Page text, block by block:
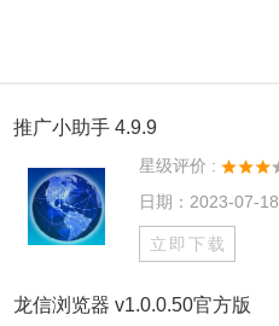
推广小助手 4.9.9
星级评价 :
日期：2023-07-18
立即下载
龙信浏览器 v1.0.0.50官方版